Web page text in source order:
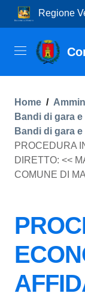
Regione
Home /
Bandi di gara
Bandi di gara
PROCEDURA
DIRETTO: <<
COMUNE DI